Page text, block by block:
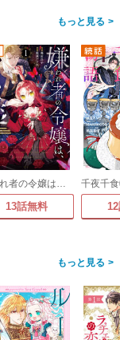
>
嫌われ者の令嬢は、私が愛しましょう。～いまさら溺愛してきても、もう遅いです!～
13話無料
>